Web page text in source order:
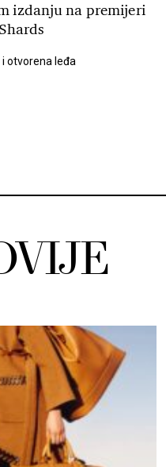
izdanju na premijeri
otvorena leđa